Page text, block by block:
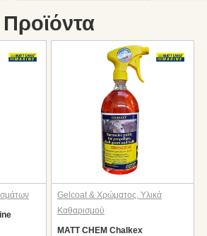
Προϊόντα
Gelcoat & Χρώματος Υλικά
Καθαρισμού
MATT CHEM Chalkex